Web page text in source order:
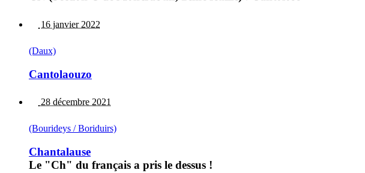
16 janvier 2022
(Daux)
Cantolaouzo
28 décembre 2021
(Bourideys / Boriduirs)
Chantalause
Le "Ch" du français a pris le dessus !